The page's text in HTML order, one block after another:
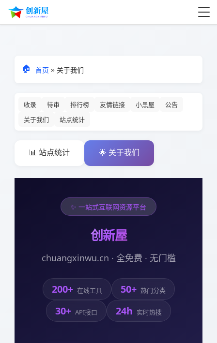
🏠 首页 » 关于我们
收录 待审 排行榜 友情链接 小黑屋 公告
关于我们 站点统计
📊 站点统计 🌟 关于我们
✨ 一站式互联网资源平台
创新屋
chuangxinwu.cn · 全免费 · 无门槛
200+ 在线工具 50+ 热门分类
30+ API接口 24h 实时热搜